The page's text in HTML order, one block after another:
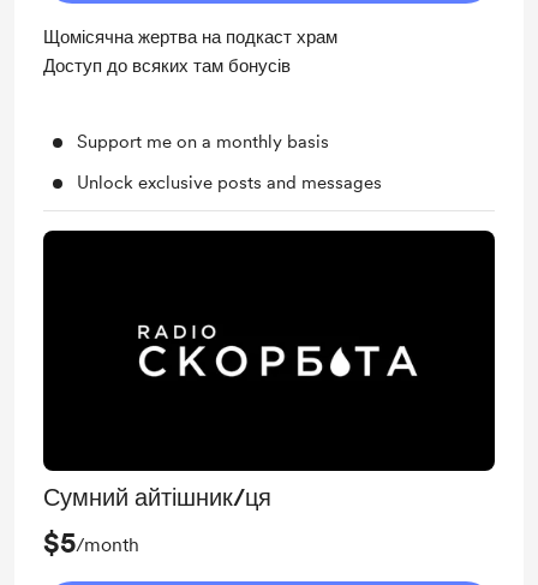
Щомісячна жертва на подкаст храм
Доступ до всяких там бонусів
Support me on a monthly basis
Unlock exclusive posts and messages
Сумний айтішник/ця
$5/month